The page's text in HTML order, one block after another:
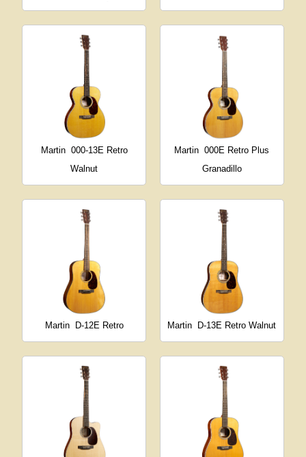
Martin 000-13E Retro
Walnut
Martin 000E Retro Plus
Granadillo
Martin D-12E Retro Martin D-13E Retro Walnut